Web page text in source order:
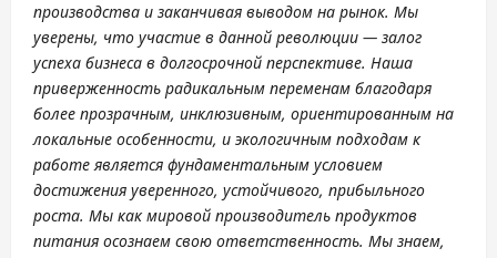
производства и заканчивая выводом на рынок. Мы
уверены, что участие в данной революции — залог
успеха бизнеса в долгосрочной перспективе. Наша
приверженность радикальным переменам благодаря
более прозрачным, инклюзивным, ориентированным на
локальные особенности, и экологичным подходам к
работе является фундаментальным условием
достижения уверенного, устойчивого, прибыльного
роста. Мы как мировой производитель продуктов
питания осознаем свою ответственность. Мы знаем,